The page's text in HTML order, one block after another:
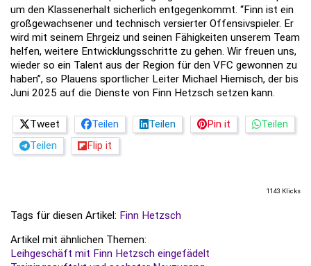
um den Klassenerhalt sicherlich entgegenkommt. “Finn ist ein
großgewachsener und technisch versierter Offensivspieler. Er
wird mit seinem Ehrgeiz und seinen Fähigkeiten unserem Team
helfen, weitere Entwicklungsschritte zu gehen. Wir freuen uns,
wieder so ein Talent aus der Region für den VFC gewonnen zu
haben”, so Plauens sportlicher Leiter Michael Hiemisch, der bis
Juni 2025 auf die Dienste von Finn Hetzsch setzen kann.
Tweet Teilen Teilen Pin it
Teilen
Teilen
Flip it
1143 Klicks
Tags für diesen Artikel: Finn Hetzsch
Artikel mit ähnlichen Themen:
Leihgeschäft mit Finn Hetzsch eingefädelt